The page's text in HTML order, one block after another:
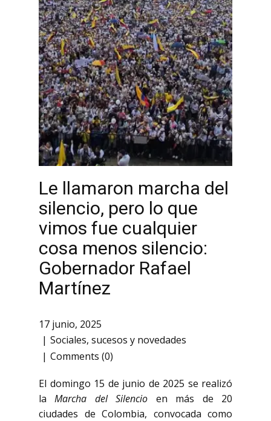
Le llamaron marcha del
silencio, pero lo que
vimos fue cualquier
cosa menos silencio:
Gobernador Rafael
Martínez
17 junio, 2025
Sociales, sucesos y novedades
Comments (0)
El domingo 15 de junio de 2025 se realizó
laMarcha del Silencio en más de 20
ciudades de Colombia, convocada como